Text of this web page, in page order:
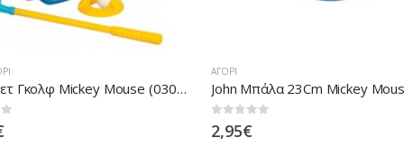
Dede Σετ Γκολφ Mickey Mouse (03028WD)
ΑΓΌΡΙ
0out of 5
2,95€